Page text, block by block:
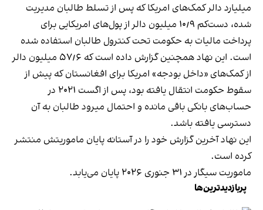
میلیارد دالر کمک‌های امریکا که پس از تسلط طالبان مدیریت
شده، دست‌کم ۱۰٫۹ میلیون دالر از پول‌های امریکایی برای
پرداخت مالیات به حکومت تحت کنترول طالبان استفاده شده
است. این نهاد همچنین گزارش داده است که ۵۷٫۶ میلیون دالر
از کمک‌های «داخل بودجه» امریکا برای افغانستان که پیش از
سقوط حکومت انتقال یافته بود، پس از اگست ۲۰۲۱ در
حساب‌های بانکی باقی مانده و احتمال میرود طالبان به آن
دسترسی یافته باشد.
این نهاد آخرین گزارش خود را در آستانه پایان ماموریتش منتشر
کرده است.
ماموریت سیگار در ۳۱ جنوری ۲۰۲۶ پایان می‌یابد.
پربازدیدترین‌ها